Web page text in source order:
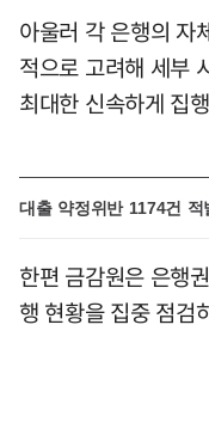
아울러 각 은행의 자
적으로 고려해 세부
최대한 신속하게 집
대출 약정위반 1174건
한편 금감원은 은행
행 현황을 집중 점검